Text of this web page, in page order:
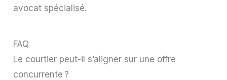
avocat spécialisé.
FAQ
Le courtier peut-il s’aligner sur une offre
concurrente ?